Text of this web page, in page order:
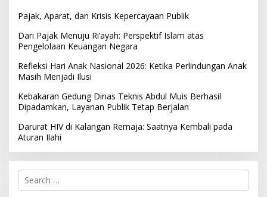
Pajak, Aparat, dan Krisis Kepercayaan Publik
Dari Pajak Menuju Ri’ayah: Perspektif Islam atas
Pengelolaan Keuangan Negara
Refleksi Hari Anak Nasional 2026: Ketika Perlindungan Anak
Masih Menjadi Ilusi
Kebakaran Gedung Dinas Teknis Abdul Muis Berhasil
Dipadamkan, Layanan Publik Tetap Berjalan
Darurat HIV di Kalangan Remaja: Saatnya Kembali pada
Aturan Ilahi
S